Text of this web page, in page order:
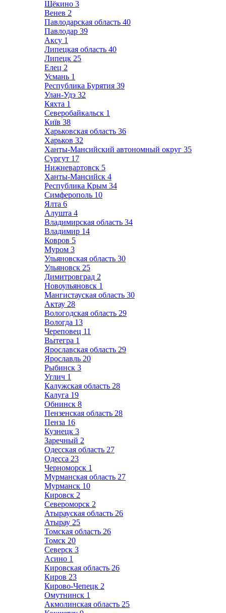
Щёкино 3
Венев 2
Павлодарская область 40
Павлодар 39
Аксу 1
Липецкая область 40
Липецк 25
Елец 2
Усмань 1
Республика Бурятия 39
Улан-Удэ 32
Кяхта 1
Северобайкальск 1
Київ 38
Харьковская область 36
Харьков 32
Ханты-Мансийский автономный округ 35
Сургут 17
Нижневартовск 5
Ханты-Мансийск 4
Республика Крым 34
Симферополь 10
Ялта 6
Алушта 4
Владимирская область 34
Владимир 14
Ковров 5
Муром 3
Ульяновская область 30
Ульяновск 25
Димитровград 2
Новоульяновск 1
Мангистауская область 30
Актау 28
Вологодская область 29
Вологда 13
Череповец 11
Вытегра 1
Ярославская область 29
Ярославль 20
Рыбинск 3
Углич 1
Калужская область 28
Калуга 19
Обнинск 8
Пензенская область 28
Пенза 16
Кузнецк 3
Заречный 2
Одесская область 27
Одесса 23
Черноморск 1
Мурманская область 27
Мурманск 10
Кировск 2
Североморск 2
Атырауская область 26
Атырау 25
Томская область 26
Томск 20
Северск 3
Асино 1
Кировская область 26
Киров 23
Кирово-Чепецк 2
Омутнинск 1
Акмолинская область 25